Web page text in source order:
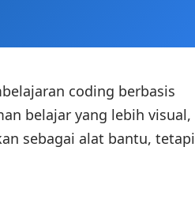
coding berbasis
belajar yang lebih visual,
sebagai alat bantu, tetapi